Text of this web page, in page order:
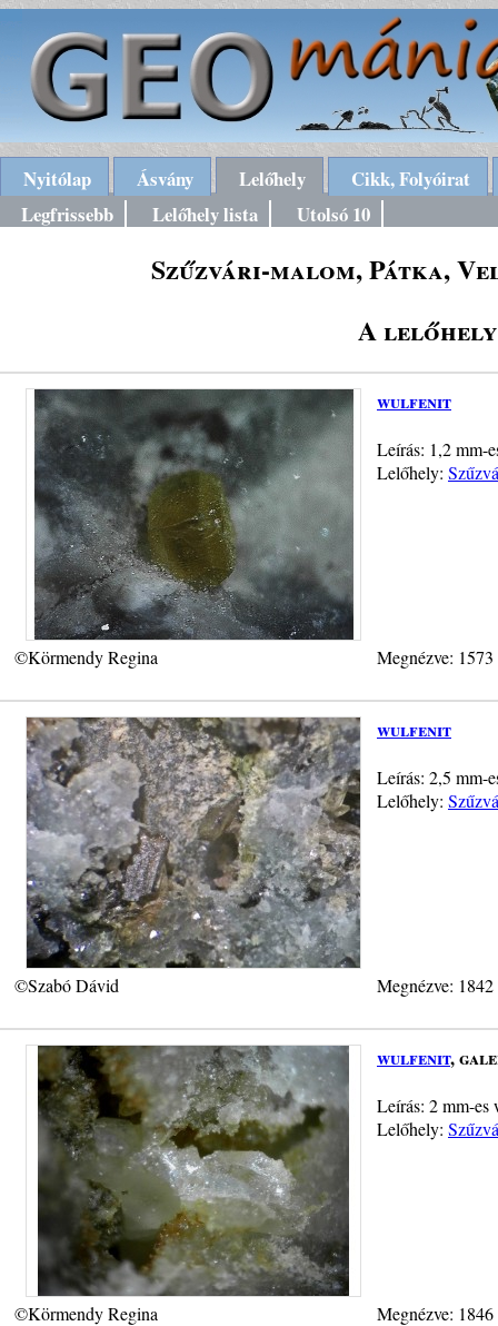
Nyitólap Ásvány Lelőhely
Cikk, Folyóirat
Legfrissebb
Lelőhely lista Utolsó 10
Szűzvári-malom, Pátka,
A lelőhely
wulfenit
Leírás: 1,2 mm-
Lelőhely:
©Körmendy Regina Megnézve:
wulfenit
Leírás: 2,5 mm-
Lelőhely:
©Szabó Dávid Megnézve:
wulfenit,
Leírás: 2 mm-es
Lelőhely:
©Körmendy Regina Megnézve: